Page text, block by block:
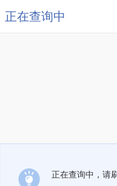
正在查询中
正在查询中，请